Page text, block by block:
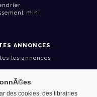
mini
ANNONCES
les annonces
des cookies, des librairies